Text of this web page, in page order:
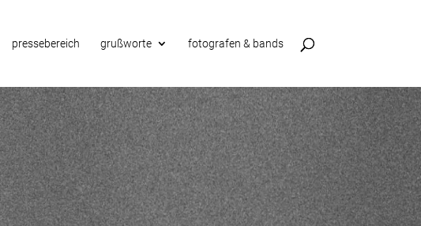
pressebereich grußworte fotografen & bands